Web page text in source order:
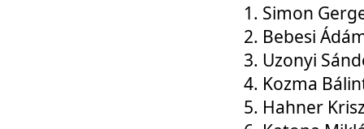
1. Simon
2. Bebesi
3. Uzonyi
4. Kozma
5. Hahner